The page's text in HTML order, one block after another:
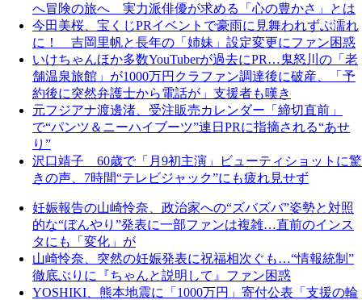
へ冒険の旅へ 実力派俳優が求める「心の豊かさ」とは
今田美桜、宝くじPRイベントで豪雨に見舞われずぶ濡れ
に！ 吉岡里帆と長年の「姉妹」設定変更にファン困惑
いけちゃんほか多数YouTuberが過去にPR…鬼怒川の「老
舗温泉旅館」が1000万円クラファン調達後に破産、「予
約後に突然弁護士から電話が」支援者も嘆き
元フジアナ渡邊渚、受注販売カレンダー「締切直前」
で“パンツ＆ニーハイブーツ”連日PRに指摘される“あせ
り”
沢口靖子 60歳で「月9初主演」ビューティショットに驚
きの声、7時間“テレビジャック”にも疲れ見せず
妊娠報告の山崎怜奈、政治家への“ズバズバ”姿勢と対照
的な“ぼんやり”発表に一部ファンは複雑…直前のインス
タにも「変化」が
山崎怜奈、突然の妊娠発表に祝福相次ぐも…“情報統制”
徹底ぶりに『ちゃんと説明して』ファン困惑
YOSHIKI、熊本地震に「1000万円」寄付公表「支援の輪